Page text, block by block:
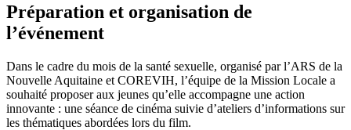
Préparation et organisation de
l’événement
Dans le cadre du mois de la santé sexuelle, organisé par l’ARS de la
Nouvelle Aquitaine et COREVIH, l’équipe de la Mission Locale a
souhaité proposer aux jeunes qu’elle accompagne une action
innovante : une séance de cinéma suivie d’ateliers d’informations sur
les thématiques abordées lors du film.